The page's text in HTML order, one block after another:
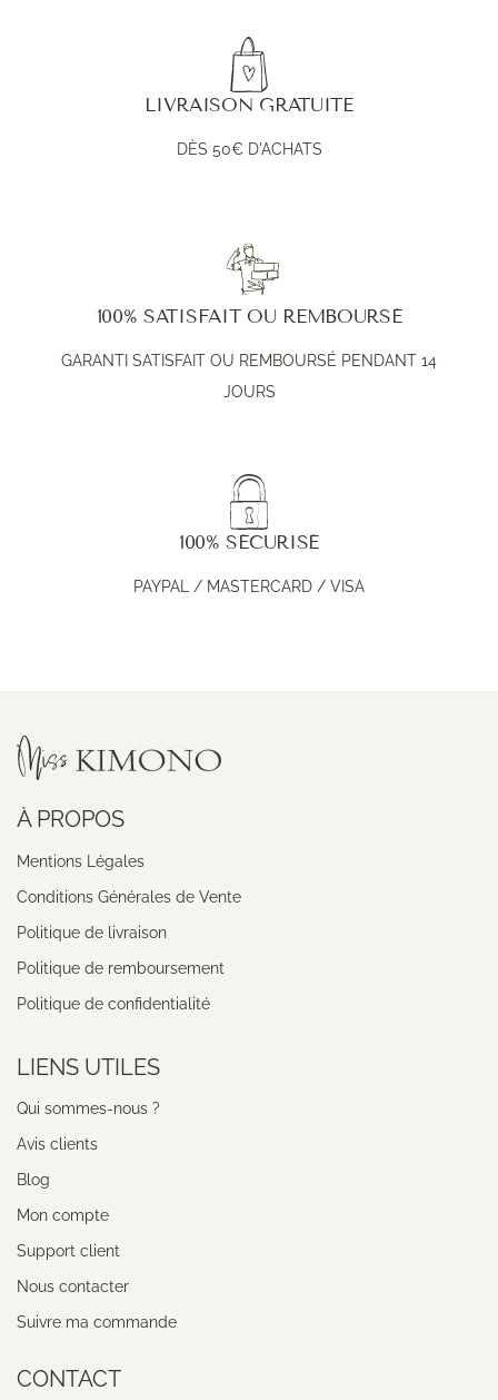
LIVRAISON GRATUITE
DÈS 50€ D'ACHATS
100% SATISFAIT OU REMBOURSÉ
GARANTI SATISFAIT OU REMBOURSÉ PENDANT 14
JOURS
100% SÉCURISÉ
PAYPAL / MASTERCARD / VISA
À PROPOS
Mentions Légales
Conditions Générales de Vente
Politique de livraison
Politique de remboursement
Politique de confidentialité
LIENS UTILES
Qui sommes-nous ?
Avis clients
Blog
Mon compte
Support client
Nous contacter
Suivre ma commande
CONTACT